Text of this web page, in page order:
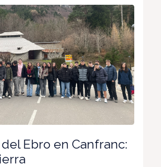
del Ebro en Canfranc: